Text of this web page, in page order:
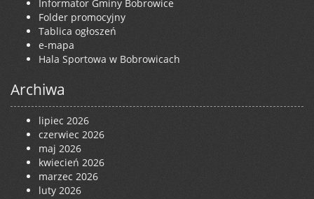
Informator Gminy Bobrowice
Folder promocyjny
Tablica ogłoszeń
e-mapa
Hala Sportowa w Bobrowicach
Archiwa
lipiec 2026
czerwiec 2026
maj 2026
kwiecień 2026
marzec 2026
luty 2026